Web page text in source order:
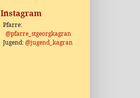
Instagram
Pfarre:
@pfarre_stgeorgkagran
Jugend: @jugend_kagran